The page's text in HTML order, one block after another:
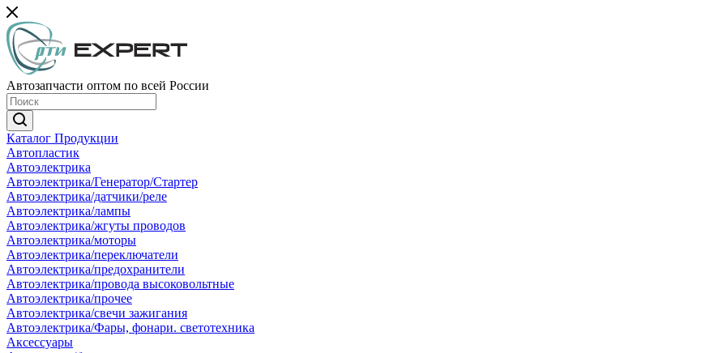
Автозапчасти оптом по всей России
Каталог Продукции
Автопластик
Автоэлектрика
Автоэлектрика/Генератор/Стартер
Автоэлектрика/датчики/реле
Автоэлектрика/лампы
Автоэлектрика/жгуты проводов
Автоэлектрика/моторы
Автоэлектрика/переключатели
Автоэлектрика/предохранители
Автоэлектрика/провода высоковольтные
Автоэлектрика/прочее
Автоэлектрика/свечи зажигания
Автоэлектрика/Фары, фонари. светотехника
Аксессуары